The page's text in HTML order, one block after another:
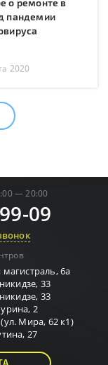
о ремонте в
пандемии
2020
— 20:00
09
6а
33
33
2
Мира, 62 к1)
27